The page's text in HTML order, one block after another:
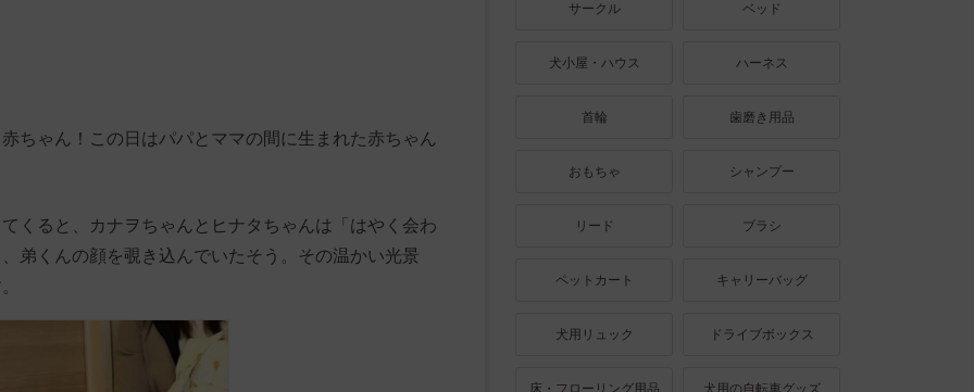
ちゃん！この日はパパとママの間に生まれた赤ちゃん
くると、カナヲちゃんとヒナタちゃんは「はやく会わ
弟くんの顔を覗き込んでいたそう。その温かい光景
サークル ベッド
犬小屋・ハウス ハーネス
首輪 歯磨き用品
おもちゃ シャンプー
リード ブラシ
ペットカート キャリーバッグ
犬用リュック ドライブボックス
床・フローリング用品 犬用の自転車グッズ